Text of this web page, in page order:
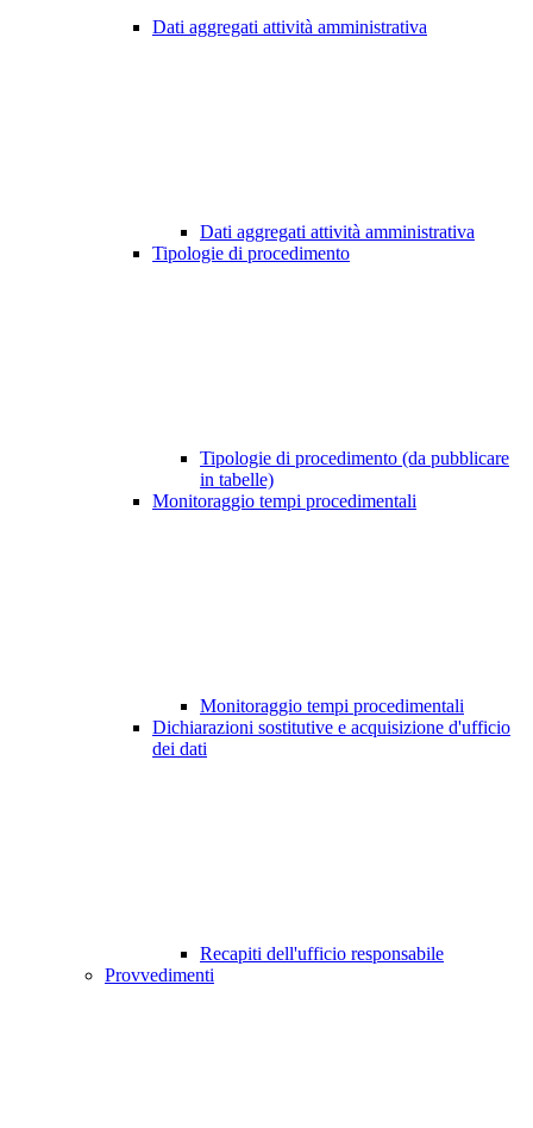
Dati aggregati attività amministrativa
Dati aggregati attività amministrativa
Tipologie di procedimento
Tipologie di procedimento (da pubblicare
in tabelle)
Monitoraggio tempi procedimentali
Monitoraggio tempi procedimentali
Dichiarazioni sostitutive e acquisizione d'ufficio
dei dati
Recapiti dell'ufficio responsabile
Provvedimenti